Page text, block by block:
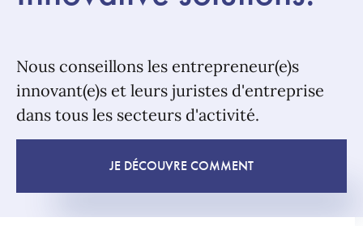
Nous conseillons les entrepreneur(e)s
innovant(e)s et leurs juristes d'entreprise
dans tous les secteurs d'activité.
JE DÉCOUVRE COMMENT